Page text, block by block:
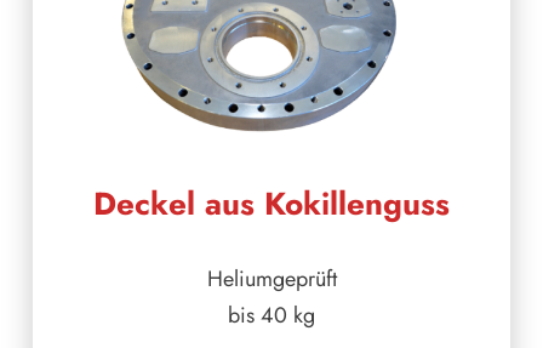
Deckel aus Kokillenguss
Heliumgeprüft
bis 40 kg